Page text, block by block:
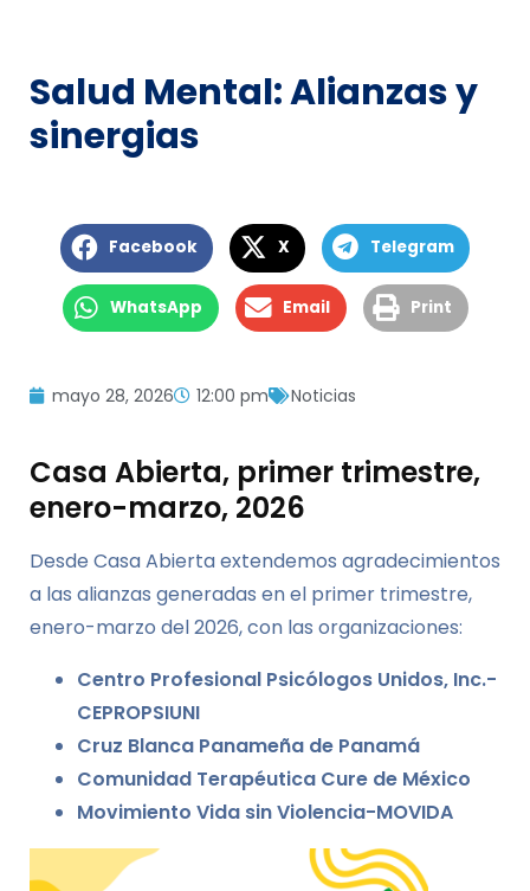
Salud Mental: Alianzas y
sinergias
Facebook X Telegram
WhatsApp Email Print
mayo 28, 2026 12:00 pm Noticias
Casa Abierta, primer trimestre,
enero-marzo, 2026
Desde Casa Abierta extendemos agradecimientos
a las alianzas generadas en el primer trimestre,
enero-marzo del 2026, con las organizaciones:
Centro Profesional Psicólogos Unidos, Inc.-
CEPROPSIUNI
Cruz Blanca Panameña de Panamá
Comunidad Terapéutica Cure de México
Movimiento Vida sin Violencia-MOVIDA